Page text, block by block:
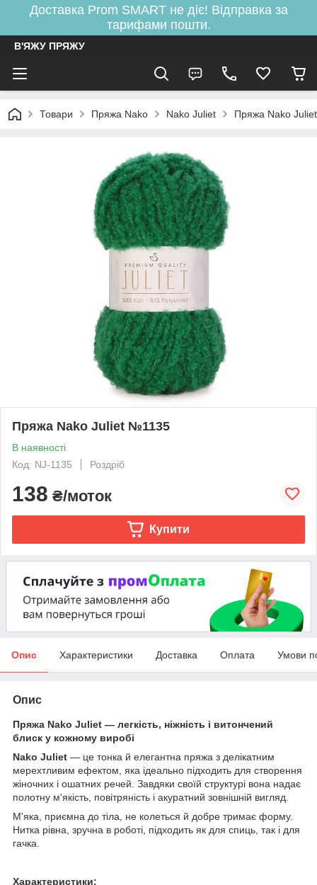
Доставка Prom SMART не діє! Відправка за
тарифами пошти.
В'ЯЖУ ПРЯЖУ
Товари Пряжа Nako Nako Juliet Пряжа Nako
Пряжа Nako Juliet №1135
В наявності
Код: NJ-1135
Роздріб
138 ₴/моток
Купити
Опис Характеристики Доставка Оплата Умови
Опис
Пряжа Nako Juliet — легкість, ніжність і витончений
блиск у кожному виробі
Nako Juliet — це тонка й елегантна пряжа з делікатним
мерехтливим ефектом, яка ідеально підходить для створення
жіночних і ошатних речей. Завдяки своїй структурі вона надає
полотну м'якість, повітряність і акуратний зовнішній вигляд.
М'яка, приємна до тіла, не колеться й добре тримає форму.
Нитка рівна, зручна в роботі, підходить як для спиць, так і для
гачка.
Характеристики: